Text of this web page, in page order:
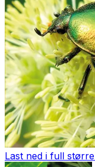
Last ned i full